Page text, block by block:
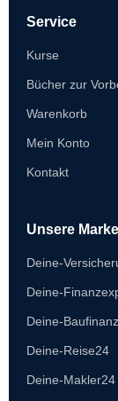
Service
Kurse
Bücher zur
Warenkorb
Mein Konto
Kontakt
Unsere
Deine-
Deine-
Deine-
Deine-Reise24
Deine-Makler24